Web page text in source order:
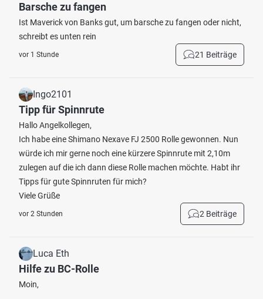
Barsche zu fangen
Ist Maverick von Banks gut, um barsche zu fangen oder nicht,
schreibt es unten rein
vor 1 Stunde 21 Beiträge
Ingo2101
Tipp für Spinnrute
Hallo Angelkollegen,
Ich habe eine Shimano Nexave FJ 2500 Rolle gewonnen. Nun
würde ich mir gerne noch eine kürzere Spinnrute mit 2,10m
zulegen auf die ich dann diese Rolle machen möchte. Habt ihr
Tipps für gute Spinnruten für mich?
Viele Grüße
vor 2 Stunden 2 Beiträge
Luca Eth
Hilfe zu BC-Rolle
Moin,